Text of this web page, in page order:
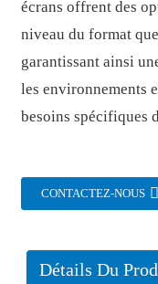
écrans offrent des
niveau du format
garantissant ainsi
les environnements
besoins spécifiques
CONTACTEZ-NOUS
Détails Du